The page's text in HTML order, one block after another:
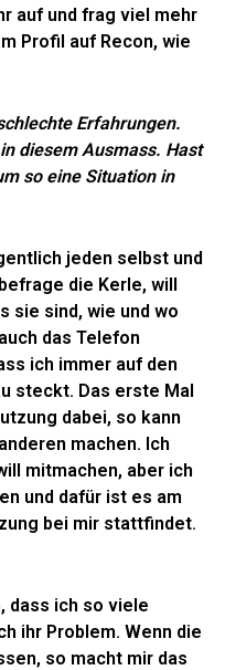
auf und frag viel mehr
Profil auf Recon, wie
Erfahrungen.
diesem Ausmass. Hast
so eine Situation in
jeden selbst und
die Kerle, will
sie sind, wie und wo
das Telefon
ich immer auf den
steckt. Das erste Mal
dabei, so kann
machen. Ich
mitmachen, aber ich
und dafür ist es am
bei mir stattfindet.
dass ich so viele
ihr Problem. Wenn die
so macht mir das